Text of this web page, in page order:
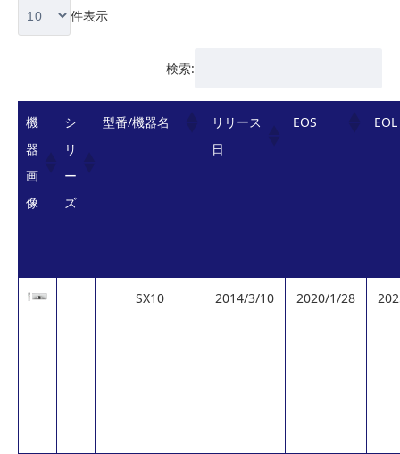
件表示
検索:
機
器
画
像
シ
リ
ー
ズ
型番/機器名
リリース
日
EOS EOL
SX10 2014/3/10 2020/1/28